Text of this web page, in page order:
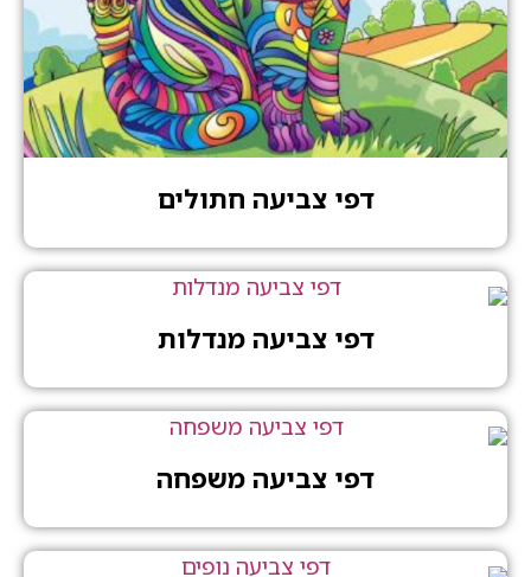
דפי צביעה חתולים
דפי צביעה מנדלות
דפי צביעה משפחה